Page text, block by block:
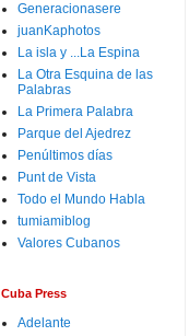
Generacionasere
juanKaphotos
La isla y ...La Espina
La Otra Esquina de las
Palabras
La Primera Palabra
Parque del Ajedrez
Penúltimos días
Punt de Vista
Todo el Mundo Habla
tumiamiblog
Valores Cubanos
Cuba Press
Adelante